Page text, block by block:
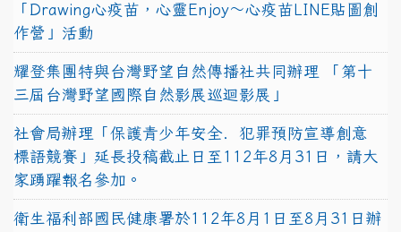
「Drawing心疫苗，心靈Enjoy〜心疫苗LINE貼圖創
作營」活動
耀登集團特與台灣野望自然傳播社共同辦理 「第十
三屆台灣野望國際自然影展巡迴影展」
社會局辦理「保護青少年安全．犯罪預防宣導創意
標語競賽」延長投稿截止日至112年8月31日，請大
家踴躍報名參加。
衛生福利部國民健康署於112年8月1日至8月31日辦